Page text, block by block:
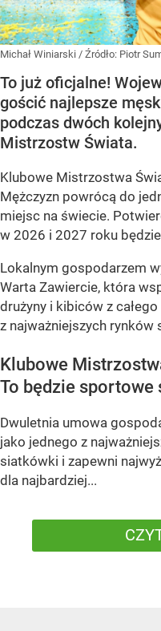
Michał Winiarski / Źródło: Piotr
To już oficjalne!
gościć najlepsze
podczas dwóch
Mistrzostw Świata.
Klubowe Mistrzostwa
Mężczyzn powrócą do
miejsc na świecie.
w 2026 i 2027 roku
Lokalnym gospodarzem
Warta Zawiercie, która
drużyny i kibiców z
z najważniejszych rynków
Klubowe
To będzie sportowe
Dwuletnia umowa
jako jednego z
siatkówki i zapewni
dla najbardziej...